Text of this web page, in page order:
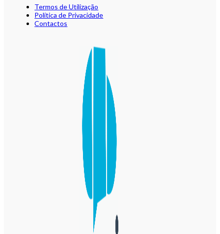
Termos de Utilização
Política de Privacidade
Contactos